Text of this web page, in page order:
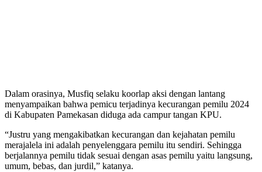
Dalam orasinya, Musfiq selaku koorlap aksi dengan lantang
menyampaikan bahwa pemicu terjadinya kecurangan pemilu 2024
di Kabupaten Pamekasan diduga ada campur tangan KPU.
“Justru yang mengakibatkan kecurangan dan kejahatan pemilu
merajalela ini adalah penyelenggara pemilu itu sendiri. Sehingga
berjalannya pemilu tidak sesuai dengan asas pemilu yaitu langsung,
umum, bebas, dan jurdil,” katanya.